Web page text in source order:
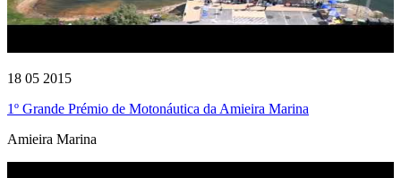
18 05 2015
1º Grande Prémio de Motonáutica da Amieira Marina
Amieira Marina